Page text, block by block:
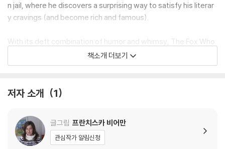
n jail, where he discovers a surprising way to satisfy his literar
y cravings (and become rich and famous).
With its deft combination of humor and whimsy, The Fox Who
Ate Books is a tongue-in-cheek approach to promote a love
of books and reading. The ever-inventive, wily Mr. Fox is the p
readers laugh, while the play on words will delight older childre
책소개 더보기
저자 소개 1
글그림 프란치스카 비어만
관심작가 알림신청